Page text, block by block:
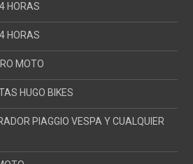
HORAS
HORAS
MOTO
HUGO BIKES
PIAGGIO VESPA Y CUALQUIER